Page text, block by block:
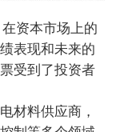
资本市场上的
表现和未来的
受到了投资者
材料供应商，